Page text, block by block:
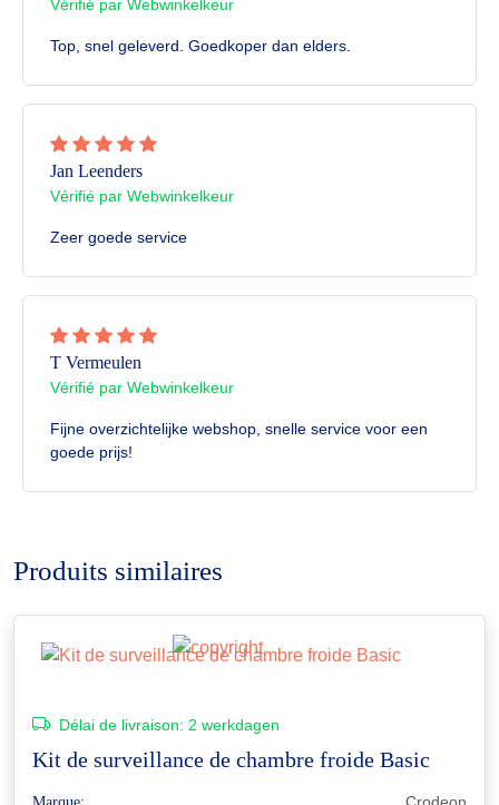
Vérifié par Webwinkelkeur
Top, snel geleverd. Goedkoper dan elders.
Jan Leenders
Vérifié par Webwinkelkeur
Zeer goede service
T Vermeulen
Vérifié par Webwinkelkeur
Fijne overzichtelijke webshop, snelle service voor een
goede prijs!
Produits similaires
Délai de livraison: 2 werkdagen
Kit de surveillance de chambre froide Basic